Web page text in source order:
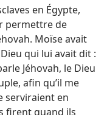
en Égypte,
permettre de
Moïse avait
qui lui avait dit :
Jéhovah, le Dieu
afin qu’il me
serviraient en
firent quand ils